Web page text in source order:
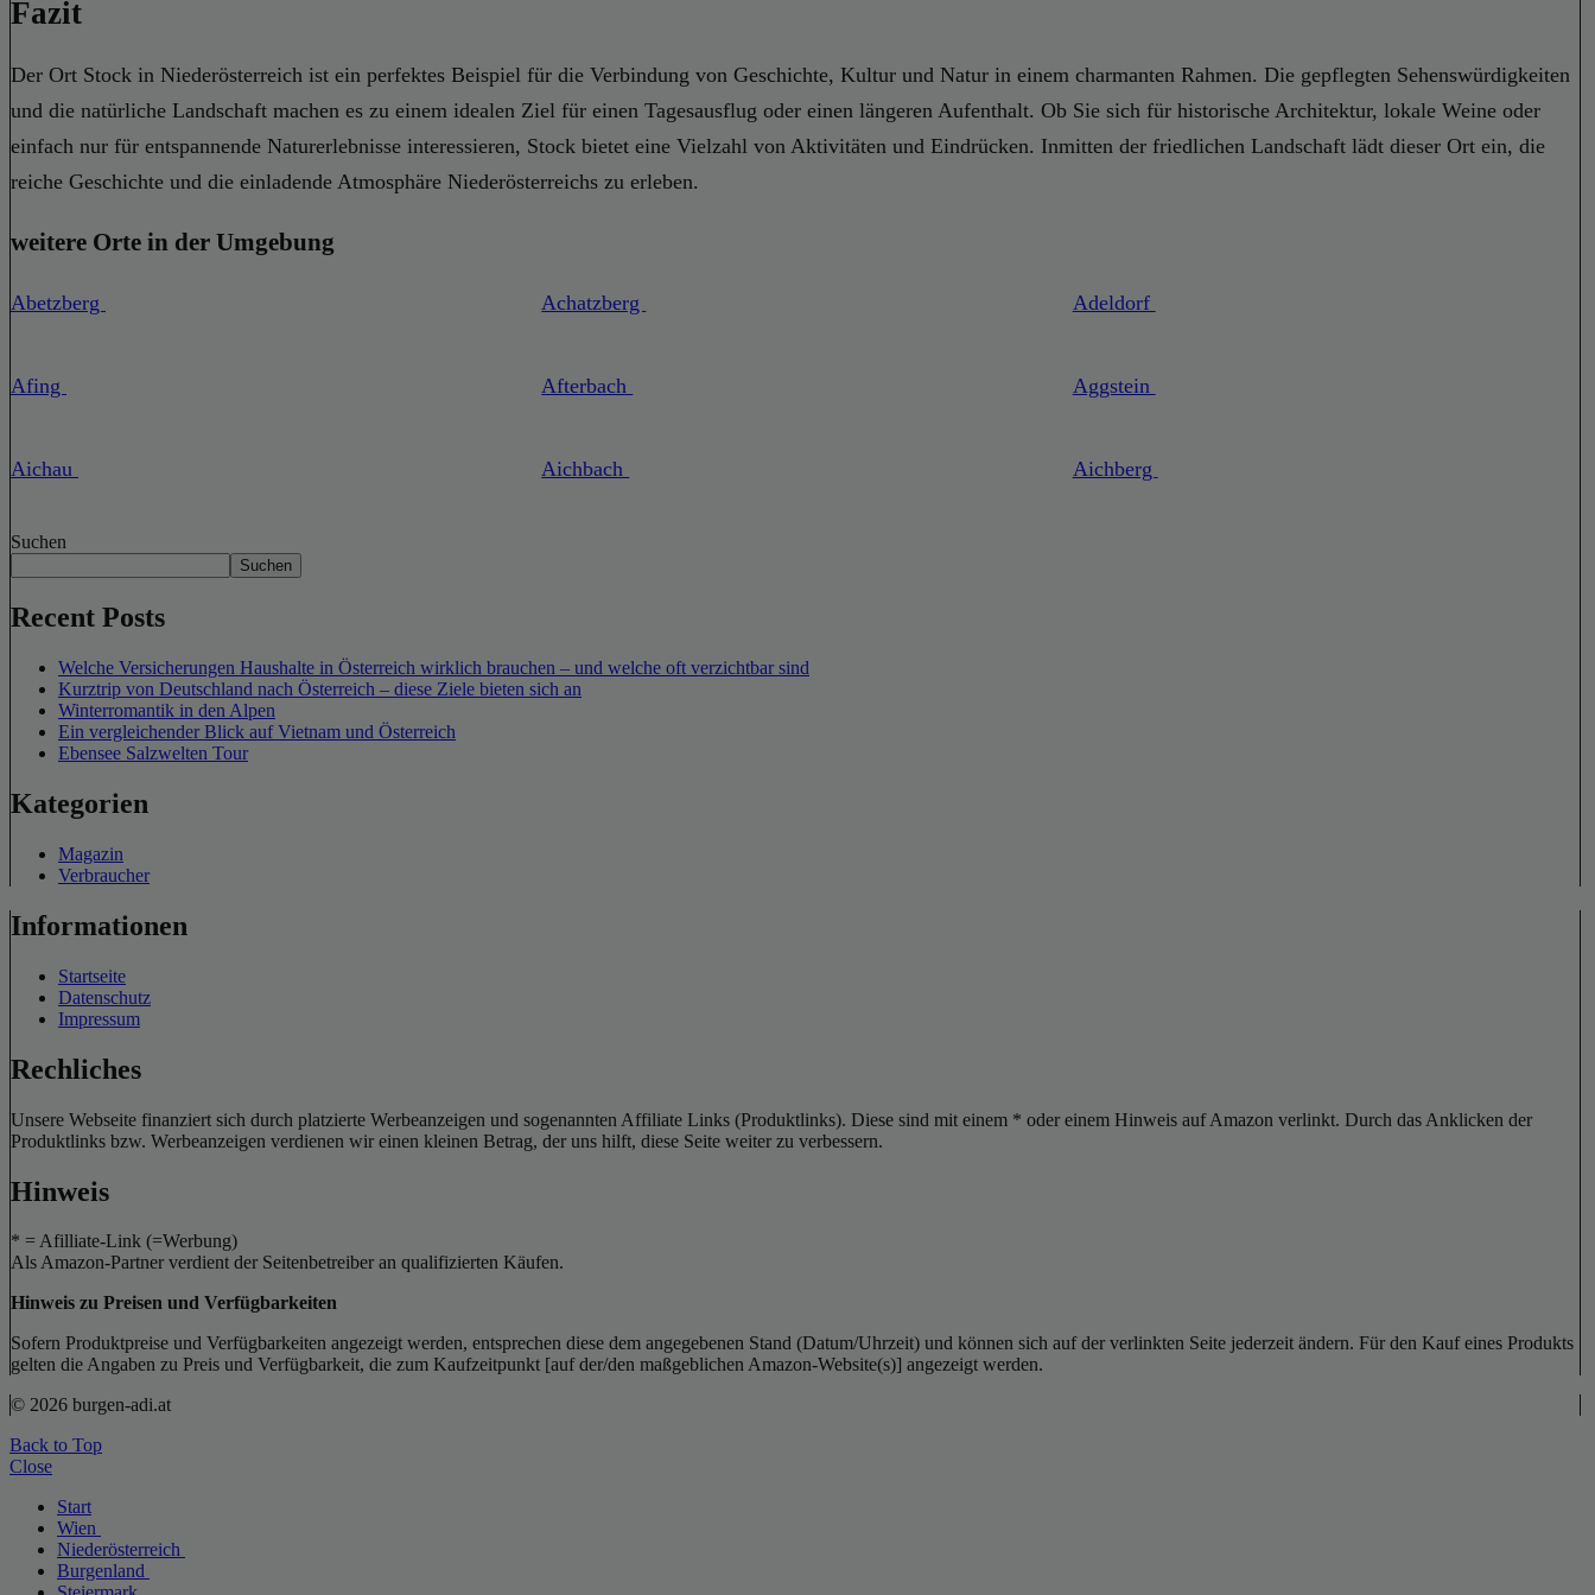
Fazit
Der Ort Stock in Niederösterreich ist ein perfektes Beispiel für die Verbindung von Geschichte, Kultur und Natur in einem charmanten Rahmen. Die gepflegten Sehenswürdigkeiten
und die natürliche Landschaft machen es zu einem idealen Ziel für einen Tagesausflug oder einen längeren Aufenthalt. Ob Sie sich für historische Architektur, lokale Weine oder
einfach nur für entspannende Naturerlebnisse interessieren, Stock bietet eine Vielzahl von Aktivitäten und Eindrücken. Inmitten der friedlichen Landschaft lädt dieser Ort ein, die
reiche Geschichte und die einladende Atmosphäre Niederösterreichs zu erleben.
weitere Orte in der Umgebung
Abetzberg Achatzberg Adeldorf
Afing Afterbach Aggstein
Aichau Aichbach Aichberg
Suchen
Suchen
Recent Posts
Welche Versicherungen Haushalte in Österreich wirklich brauchen – und welche oft verzichtbar sind
Kurztrip von Deutschland nach Österreich – diese Ziele bieten sich an
Winterromantik in den Alpen
Ein vergleichender Blick auf Vietnam und Österreich
Ebensee Salzwelten Tour
Kategorien
Magazin
Verbraucher
Informationen
Startseite
Datenschutz
Impressum
Rechliches
Unsere Webseite finanziert sich durch platzierte Werbeanzeigen und sogenannten Affiliate Links (Produktlinks). Diese sind mit einem * oder einem Hinweis auf Amazon verlinkt. Durch das Anklicken der
Produktlinks bzw. Werbeanzeigen verdienen wir einen kleinen Betrag, der uns hilft, diese Seite weiter zu verbessern.
Hinweis
* = Afilliate-Link (=Werbung)
Als Amazon-Partner verdient der Seitenbetreiber an qualifizierten Käufen.
Hinweis zu Preisen und Verfügbarkeiten
Sofern Produktpreise und Verfügbarkeiten angezeigt werden, entsprechen diese dem angegebenen Stand (Datum/Uhrzeit) und können sich auf der verlinkten Seite jederzeit ändern. Für den Kauf eines Produkts
gelten die Angaben zu Preis und Verfügbarkeit, die zum Kaufzeitpunkt [auf der/den maßgeblichen Amazon-Website(s)] angezeigt werden.
© 2026 burgen-adi.at
Back to Top
Close
Start
Wien
Niederösterreich
Burgenland